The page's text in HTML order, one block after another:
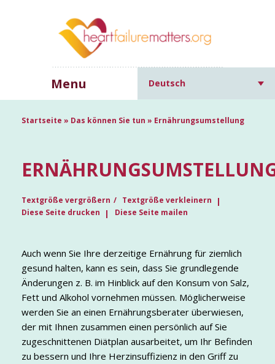
Menu Deutsch
Startseite » Das können Sie tun » Ernährungsumstellung
Textgröße vergrößern
Textgröße verkleinern
Diese Seite drucken
Diese Seite mailen
Auch wenn Sie Ihre derzeitige Ernährung für ziemlich
gesund halten, kann es sein, dass Sie grundlegende
Änderungen z. B. im Hinblick auf den Konsum von Salz,
Fett und Alkohol vornehmen müssen. Möglicherweise
werden Sie an einen Ernährungsberater überwiesen,
der mit Ihnen zusammen einen persönlich auf Sie
zugeschnittenen Diätplan ausarbeitet, um Ihr Befinden
zu bessern und Ihre Herzinsuffizienz in den Griff zu